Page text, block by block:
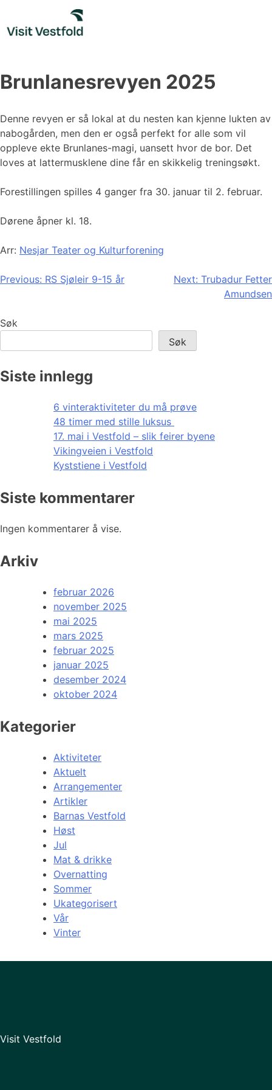
content
Brunlanesrevyen 2025
Denne revyen er så lokal at du nesten kan kjenne lukten av
nabogården, men den er også perfekt for alle som vil
oppleve ekte Brunlanes-magi, uansett hvor de bor. Det
loves at lattermusklene dine får en skikkelig treningsøkt.
Forestillingen spilles 4 ganger fra 30. januar til 2. februar.
Dørene åpner kl. 18.
Arr: Nesjar Teater og Kulturforening
Innleggsnavigasjon
Previous: RS Sjøleir 9-15 år Next: Trubadur Fetter
Amundsen
Søk
Søk
Siste innlegg
6 vinteraktiviteter du må prøve
48 timer med stille luksus
17. mai i Vestfold – slik feirer byene
Vikingveien i Vestfold
Kyststiene i Vestfold
Siste kommentarer
Ingen kommentarer å vise.
Arkiv
februar 2026
november 2025
mai 2025
mars 2025
februar 2025
januar 2025
desember 2024
oktober 2024
Kategorier
Aktiviteter
Aktuelt
Arrangementer
Artikler
Barnas Vestfold
Høst
Jul
Mat & drikke
Overnatting
Sommer
Ukategorisert
Vår
Vinter
Visit Vestfold